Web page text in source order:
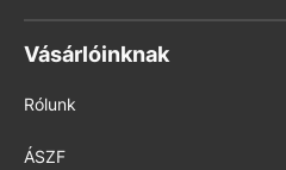
Vásárlóinknak
Rólunk
ÁSZF